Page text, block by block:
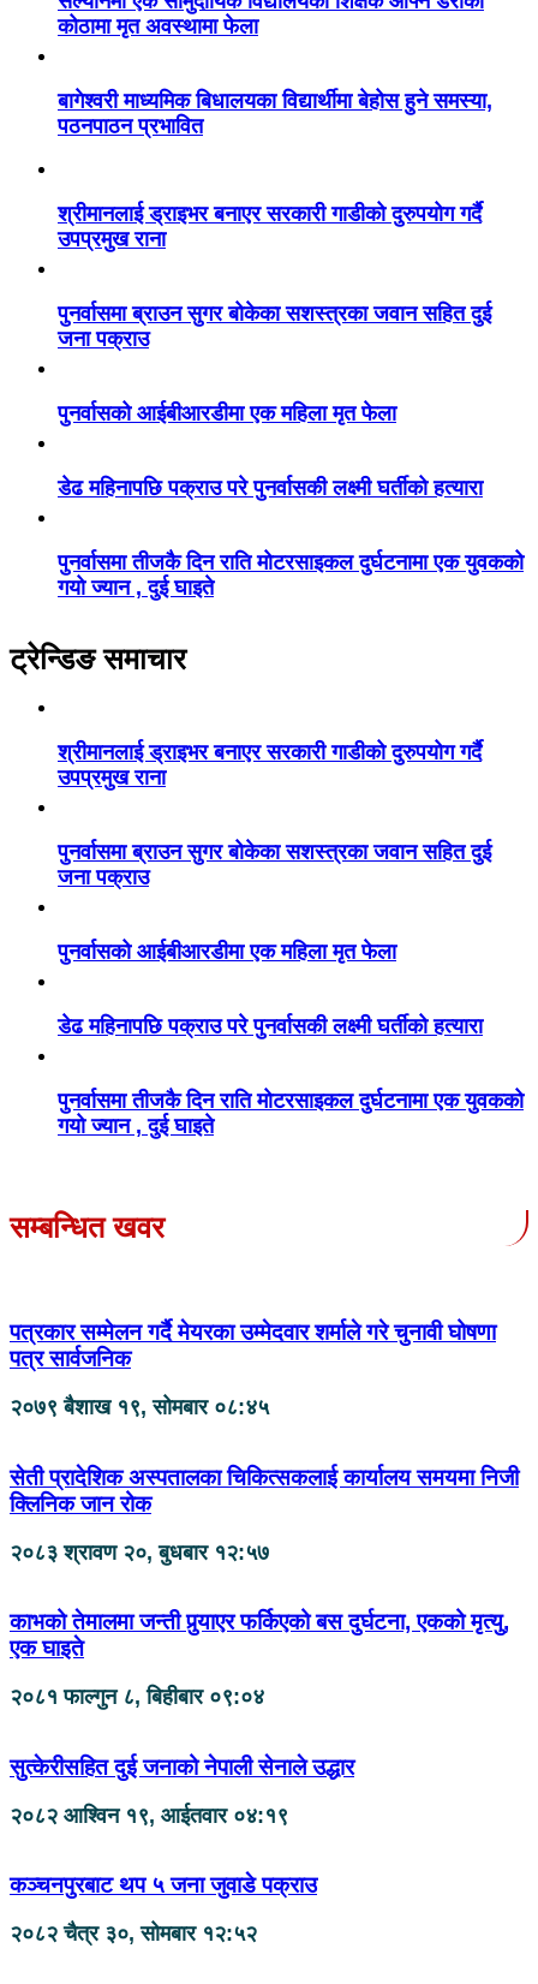
कोठामा मृत अवस्थामा फेला
बागेश्वरी माध्यमिक बिधालयका विद्यार्थीमा बेहोस हुने समस्या,
पठनपाठन प्रभावित
श्रीमानलाई ड्राइभर बनाएर सरकारी गाडीको दुरुपयोग गर्दै
उपप्रमुख राना
पुनर्वासमा ब्राउन सुगर बोकेका सशस्त्रका जवान सहित दुई
जना पक्राउ
पुनर्वासको आईबीआरडीमा एक महिला मृत फेला
डेढ महिनापछि पक्राउ परे पुनर्वासकी लक्ष्मी घर्तीको हत्यारा
पुनर्वासमा तीजकै दिन राति मोटरसाइकल दुर्घटनामा एक युवकको
गयो ज्यान , दुई घाइते
ट्रेन्डिङ समाचार
श्रीमानलाई ड्राइभर बनाएर सरकारी गाडीको दुरुपयोग गर्दै
उपप्रमुख राना
पुनर्वासमा ब्राउन सुगर बोकेका सशस्त्रका जवान सहित दुई
जना पक्राउ
पुनर्वासको आईबीआरडीमा एक महिला मृत फेला
डेढ महिनापछि पक्राउ परे पुनर्वासकी लक्ष्मी घर्तीको हत्यारा
पुनर्वासमा तीजकै दिन राति मोटरसाइकल दुर्घटनामा एक युवकको
गयो ज्यान , दुई घाइते
सम्बन्धित खवर
पत्रकार सम्मेलन गर्दै मेयरका उम्मेदवार शर्माले गरे चुनावी घोषणा
पत्र सार्वजनिक
२०७९ बैशाख १९, सोमबार ०८:४५
सेती प्रादेशिक अस्पतालका चिकित्सकलाई कार्यालय समयमा निजी
क्लिनिक जान रोक
२०८३ श्रावण २०, बुधबार १२:५७
काभको तेमालमा जन्ती पुर्‍याएर फर्किएको बस दुर्घटना, एकको मृत्यु,
एक घाइते
२०८१ फाल्गुन ८, बिहीबार ०९:०४
सुत्केरीसहित दुई जनाको नेपाली सेनाले उद्धार
२०८२ आश्विन १९, आईतवार ०४:१९
कञ्चनपुरबाट थप ५ जना जुवाडे पक्राउ
२०८२ चैत्र ३०, सोमबार १२:५२